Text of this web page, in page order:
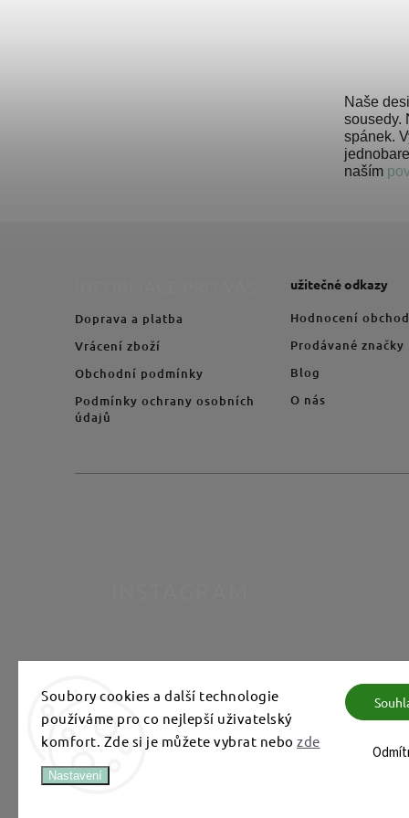
Soubory cookies a další technologie
používáme pro co nejlepší uživatelský
komfort. Zde si je můžete vybrat nebo zde
Nastavení
Naše
sousedy.
spánek.
naším
Doprava a platba
Vrácení zboží
Obchodní podmínky
Podmínky ochrany osobních
údajů
užitečné odkazy
Hodnocení
Prodávané značky
Blog
O nás